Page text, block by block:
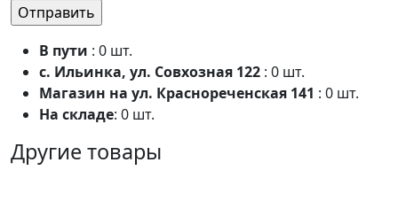
В пути : 0 шт.
с. Ильинка, ул. Совхозная 122 : 0 шт.
Магазин на ул. Краснореченская 141 : 0 шт.
На складе: 0 шт.
Другие товары